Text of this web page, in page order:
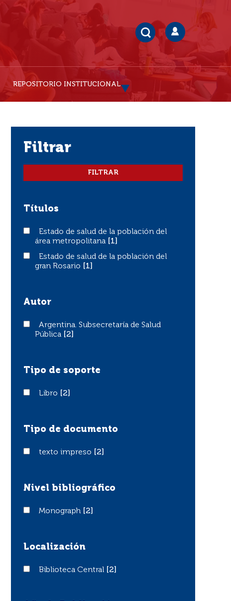
REPOSITORIO INSTITUCIONAL
filtrar
Títulos
Estado de salud de la población del área metropolitana
Estado de salud de la población del
área metropolitana
[1]
Estado de salud de la población del gran Rosario
Estado de salud de la población del
gran Rosario
[1]
Autor
Argentina. Subsecretaría de Salud Pública
Argentina. Subsecretaría de Salud
Pública
[2]
Tipo de soporte
LibroLibro [2]
Tipo de documento
texto impreso
texto impreso [2]
Nivel bibliográfico
Monograph
Monograph [2]
Localización
Biblioteca Central
Biblioteca Central [2]